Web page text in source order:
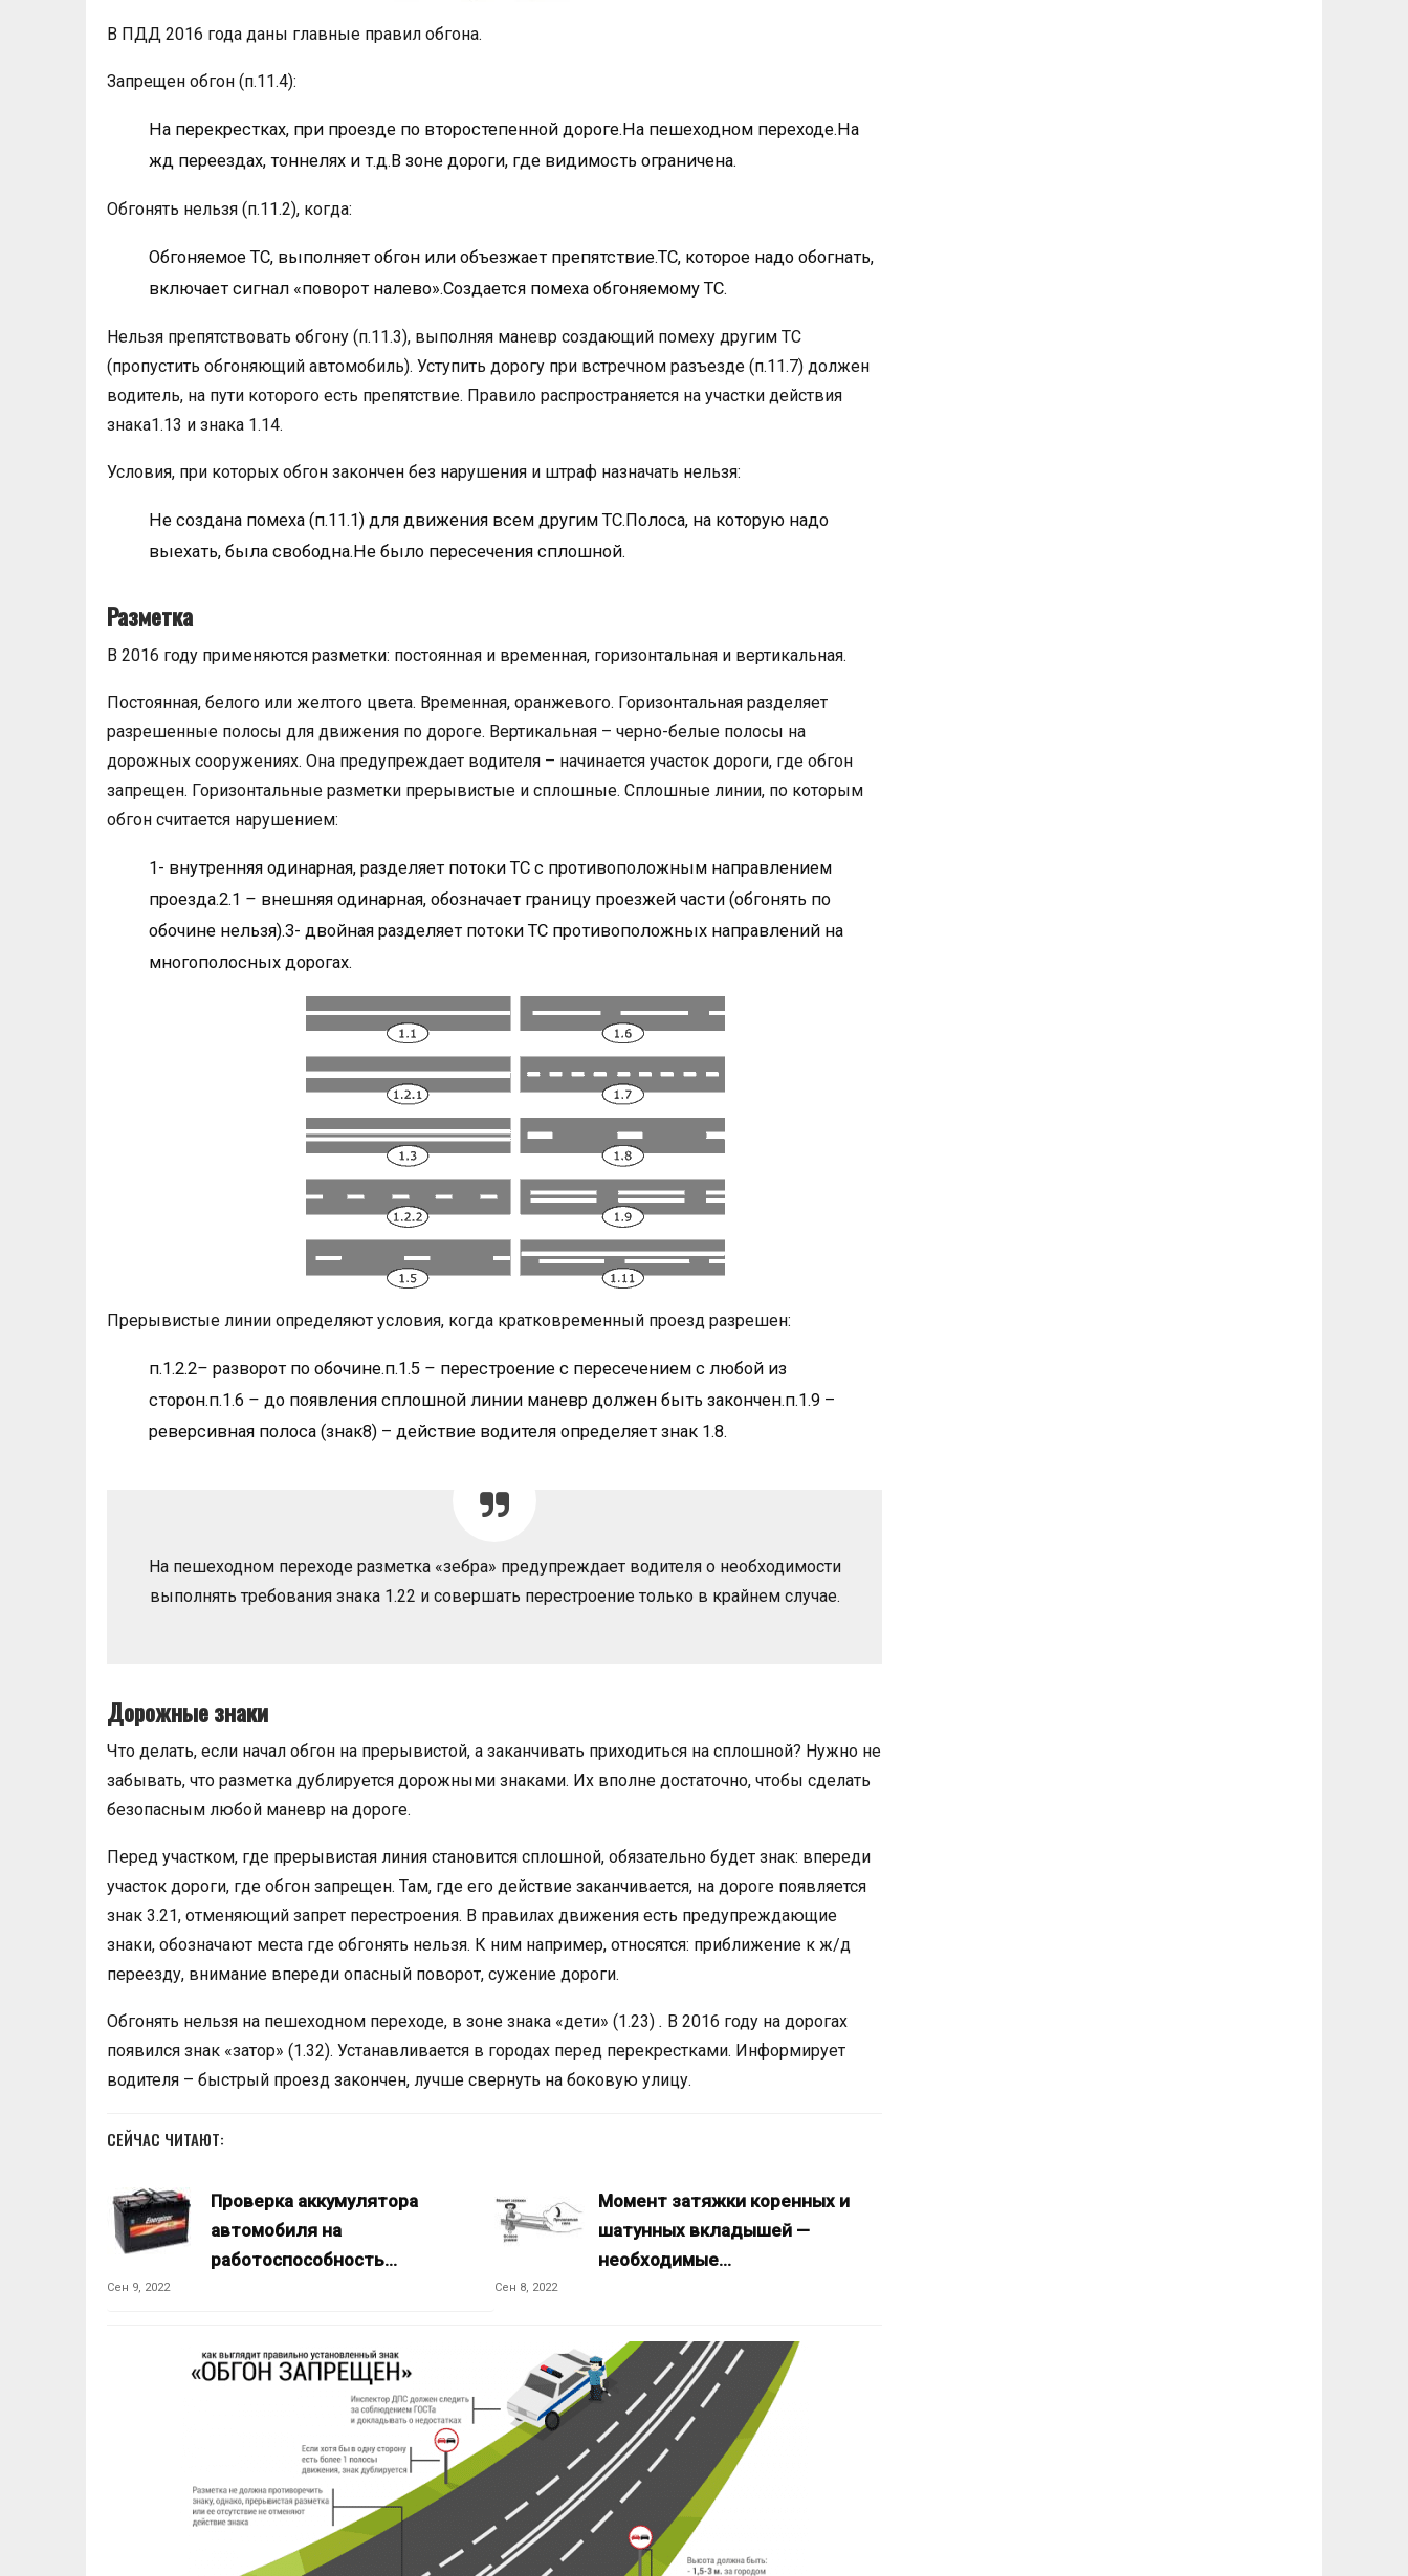
В ПДД 2016 года даны главные правил обгона.
Запрещен обгон (п.11.4):
На перекрестках, при проезде по второстепенной дороге.На пешеходном переходе.На
жд переездах, тоннелях и т.д.В зоне дороги, где видимость ограничена.
Обгонять нельзя (п.11.2), когда:
Обгоняемое ТС, выполняет обгон или объезжает препятствие.ТС, которое надо обогнать,
включает сигнал «поворот налево».Создается помеха обгоняемому ТС.
Нельзя препятствовать обгону (п.11.3), выполняя маневр создающий помеху другим ТС
(пропустить обгоняющий автомобиль). Уступить дорогу при встречном разъезде (п.11.7) должен
водитель, на пути которого есть препятствие. Правило распространяется на участки действия
знака1.13 и знака 1.14.
Условия, при которых обгон закончен без нарушения и штраф назначать нельзя:
Не создана помеха (п.11.1) для движения всем другим ТС.Полоса, на которую надо
выехать, была свободна.Не было пересечения сплошной.
Разметка
В 2016 году применяются разметки: постоянная и временная, горизонтальная и вертикальная.
Постоянная, белого или желтого цвета. Временная, оранжевого. Горизонтальная разделяет
разрешенные полосы для движения по дороге. Вертикальная – черно-белые полосы на
дорожных сооружениях. Она предупреждает водителя – начинается участок дороги, где обгон
запрещен. Горизонтальные разметки прерывистые и сплошные. Сплошные линии, по которым
обгон считается нарушением:
1- внутренняя одинарная, разделяет потоки ТС с противоположным направлением
проезда.2.1 – внешняя одинарная, обозначает границу проезжей части (обгонять по
обочине нельзя).3- двойная разделяет потоки ТС противоположных направлений на
многополосных дорогах.
Прерывистые линии определяют условия, когда кратковременный проезд разрешен:
п.1.2.2– разворот по обочине.п.1.5 – перестроение с пересечением с любой из
сторон.п.1.6 – до появления сплошной линии маневр должен быть закончен.п.1.9 –
реверсивная полоса (знак8) – действие водителя определяет знак 1.8.
На пешеходном переходе разметка «зебра» предупреждает водителя о необходимости
выполнять требования знака 1.22 и совершать перестроение только в крайнем случае.
Дорожные знаки
Что делать, если начал обгон на прерывистой, а заканчивать приходиться на сплошной? Нужно не
забывать, что разметка дублируется дорожными знаками. Их вполне достаточно, чтобы сделать
безопасным любой маневр на дороге.
Перед участком, где прерывистая линия становится сплошной, обязательно будет знак: впереди
участок дороги, где обгон запрещен. Там, где его действие заканчивается, на дороге появляется
знак 3.21, отменяющий запрет перестроения. В правилах движения есть предупреждающие
знаки, обозначают места где обгонять нельзя. К ним например, относятся: приближение к ж/д
переезду, внимание впереди опасный поворот, сужение дороги.
Обгонять нельзя на пешеходном переходе, в зоне знака «дети» (1.23) . В 2016 году на дорогах
появился знак «затор» (1.32). Устанавливается в городах перед перекрестками. Информирует
водителя – быстрый проезд закончен, лучше свернуть на боковую улицу.
СЕЙЧАС ЧИТАЮТ:
Проверка аккумулятора
автомобиля на
работоспособность…
Сен 9, 2022
Момент затяжки коренных и
шатунных вкладышей —
необходимые…
Сен 8, 2022